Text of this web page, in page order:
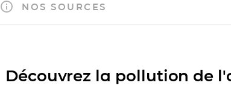
NOS SOURCES
Découvrez la pollution de